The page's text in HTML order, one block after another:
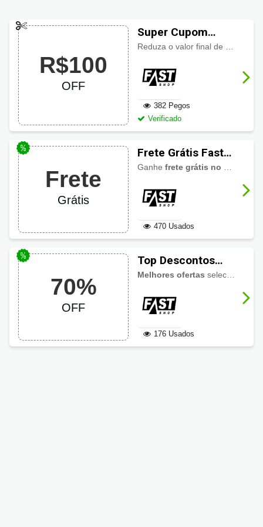
R$100
OFF
Super Cupom
Fastshop com
382 Pegos
Verificado
Frete
Grátis
Frete Grátis Fast
Shop
Ganhefrete grátis no site Fast Shop
470 Usados
70%
OFF
Top Descontos
Fast Shop: até 70%
Melhores ofertas selecionadas em um só lugar, no
176 Usados